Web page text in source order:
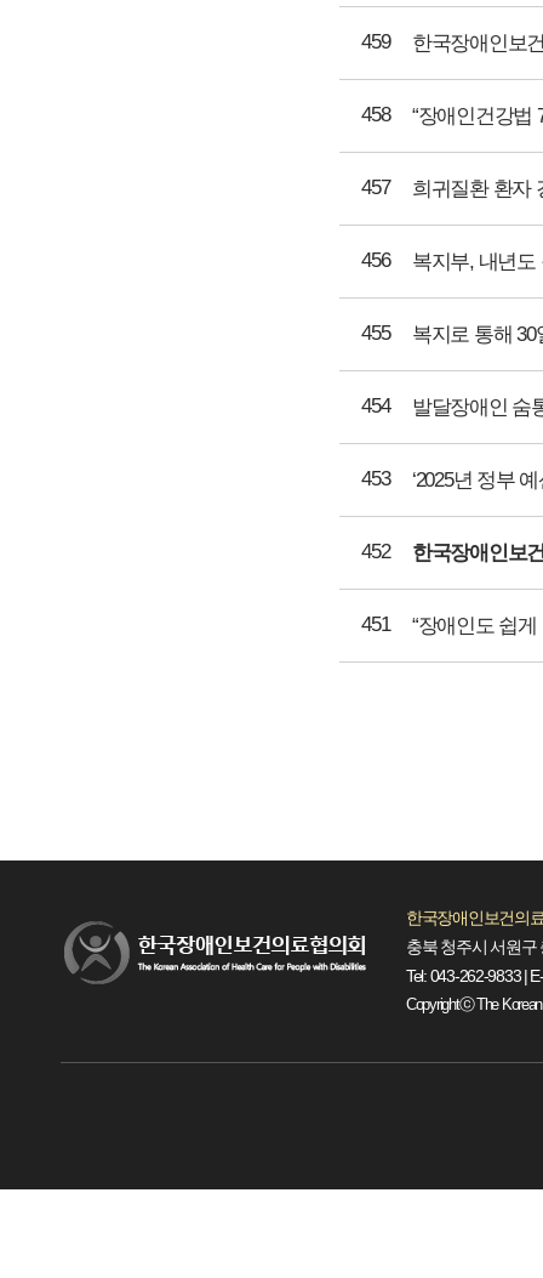
459
458
457 희귀질환 환자
456 복지부, 내년도
455
454 발달장애인 숨
453 ‘2025년 정부
452 한국장애인보
451 “장애인도 쉽게
한국장애인보건의
충북 청주시 서원구
Tel: 043-262-9833 |
Copyrightⓒ The Korean